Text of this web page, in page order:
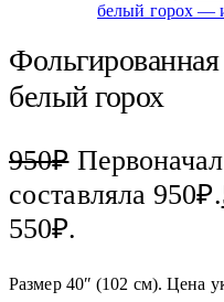
белый горох
950₽
составляла 950₽.
550₽.
Размер 40″ (102 см). Цена